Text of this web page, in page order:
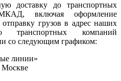
доставку до транспортных
включая оформление
грузов в адрес наших
транспортных компаний
со следующим графиком:
линии»
Москве